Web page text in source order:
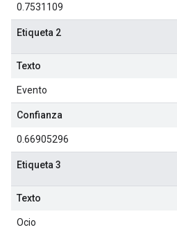
0.7531109
Etiqueta 2
Texto
Evento
Confianza
0.66905296
Etiqueta 3
Texto
Ocio